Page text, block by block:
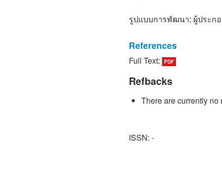
รูปแบบการพัฒนา; ผู้ประก
References
[1] Plant Standard and
(Standard Operating
Available: http://
2017]. (in Thai)
Board, "National
Full Text: PDF
Refbacks
There are currently no
ISSN: -